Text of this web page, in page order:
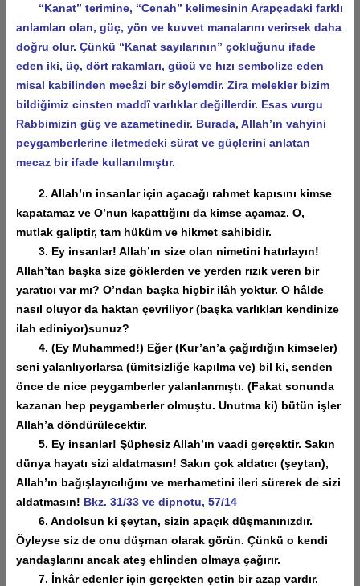
“Kanat” terimine, “Cenah” kelimesinin Arapçadaki farklı
anlamları olan, güç, yön ve kuvvet manalarını verirsek daha
doğru olur. Çünkü “Kanat sayılarının” çokluğunu ifade
eden iki, üç, dört rakamları, gücü ve hızı sembolize eden
misal kabilinden mecâzi bir söylemdir. Zira melekler bizim
bildiğimiz cinsten maddî varlıklar değillerdir. Esas vurgu
Rabbimizin güç ve azametinedir. Burada, Allah’ın vahyini
peygamberlerine iletmedeki sürat ve güçlerini anlatan
mecaz bir ifade kullanılmıştır.
2. Allah’ın insanlar için açacağı rahmet kapısını kimse
kapatamaz ve O’nun kapattığını da kimse açamaz. O,
mutlak galiptir, tam hüküm ve hikmet sahibidir.
3. Ey insanlar! Allah’ın size olan nimetini hatırlayın!
Allah’tan başka size göklerden ve yerden rızık veren bir
yaratıcı var mı? O’ndan başka hiçbir ilâh yoktur. O hâlde
nasıl oluyor da haktan çevriliyor (başka varlıkları kendinize
ilah ediniyor)sunuz?
4. (Ey Muhammed!) Eğer (Kur’an’a çağırdığın kimseler)
seni yalanlıyorlarsa (ümitsizliğe kapılma ve) bil ki, senden
önce de nice peygamberler yalanlanmıştı. (Fakat sonunda
kazanan hep peygamberler olmuştu. Unutma ki) bütün işler
Allah’a döndürülecektir.
5. Ey insanlar! Şüphesiz Allah’ın vaadi gerçektir. Sakın
dünya hayatı sizi aldatmasın! Sakın çok aldatıcı (şeytan),
Allah’ın bağışlayıcılığını ve merhametini ileri sürerek de sizi
aldatmasın! Bkz. 31/33 ve dipnotu, 57/14
6. Andolsun ki şeytan, sizin apaçık düşmanınızdır.
Öyleyse siz de onu düşman olarak görün. Çünkü o kendi
yandaşlarını ancak ateş ehlinden olmaya çağırır.
7. İnkâr edenler için gerçekten çetin bir azap vardır.